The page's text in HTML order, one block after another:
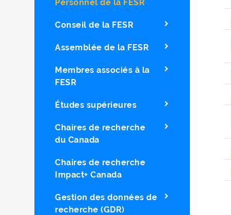
Personnel de la FESR
Conseil de la FESR
Assemblée de la FESR
Membres associés à la
FESR
Études supérieures
Chaires de recherche
du Canada
Chaires de recherche
Impact+ Canada
Gestion des données de
recherche (GDR)